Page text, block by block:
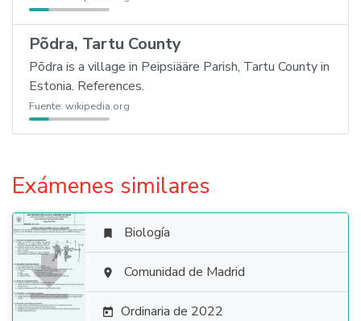
Põdra, Tartu County
Põdra is a village in Peipsiääre Parish, Tartu County in
Estonia. References.
Fuente: wikipedia.org
Exámenes similares

 Biología
 Comunidad de Madrid
 Ordinaria de 2022